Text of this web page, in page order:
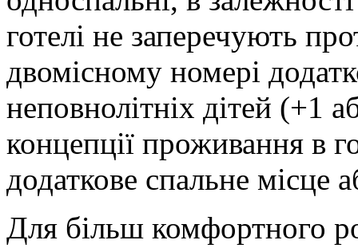
готелі не заперечують
двомісному номері
неповнолітніх дітей (+1
концепції проживання в
додаткове спальне місце
Для більш комфортного